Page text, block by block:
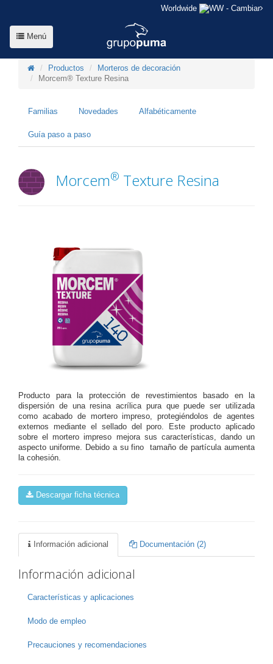
Worldwide - Cambiar
Menú
Productos
Morteros de decoración
Morcem® Texture Resina
Familias Novedades Alfabéticamente
Guía paso a paso
Morcem® Texture Resina
Producto para la protección de revestimientos basado en la
dispersión de una resina acrílica pura que puede ser utilizada
como acabado de mortero impreso, protegiéndolos de agentes
externos mediante el sellado del poro. Este producto aplicado
sobre el mortero impreso mejora sus características, dando un
aspecto uniforme. Debido a su fino tamaño de partícula aumenta
la cohesión.
Descargar ficha técnica
Información adicional Documentación (2)
Información adicional
Características y aplicaciones
Modo de empleo
Precauciones y recomendaciones